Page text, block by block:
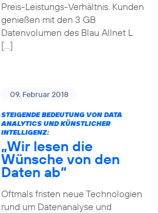
Preis-Leistungs-Verhältnis. Kunden
genießen mit den 3 GB
Datenvolumen des Blau Allnet L
[…]
09. Februar 2018
STEIGENDE BEDEUTUNG VON DATA
ANALYTICS UND KÜNSTLICHER
INTELLIGENZ:
„Wir lesen die
Wünsche von den
Daten ab“
Oftmals fristen neue Technologien
rund um Datenanalyse und